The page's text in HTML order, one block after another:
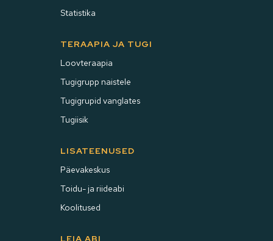
Statistika
TERAAPIA JA TUGI
Loovteraapia
Tugigrupp naistele
Tugigrupid vanglates
Tugiisik
LISATEENUSED
Päevakeskus
Toidu- ja riideabi
Koolitused
LEIA ABI